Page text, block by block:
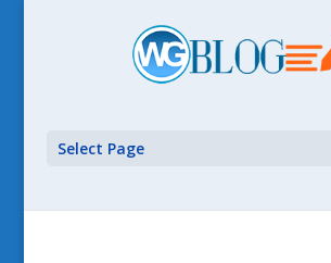
Select Page